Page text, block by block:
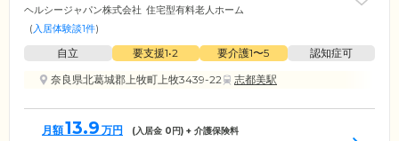
ヘルシージャパン株式会社 住宅型有料老人ホーム
(入居体験談1件)
自立 要支援1•2 要介護1〜5
認知症可
奈良県北葛城郡上牧町上牧3439-22
志都美駅
月額13.9 万円 (入居金 0 円) + 介護保険料